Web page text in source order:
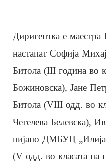
Диригентка е маестра
настапат Софија
Битола (III година во
Божиновска), Јане
Битола (VIII одд. во
Четелева Белевска),
пијано ДМБУЦ „Илија
(V одд. во класата на